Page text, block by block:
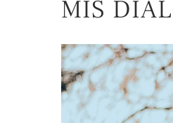
MIS
View
Larger
Image